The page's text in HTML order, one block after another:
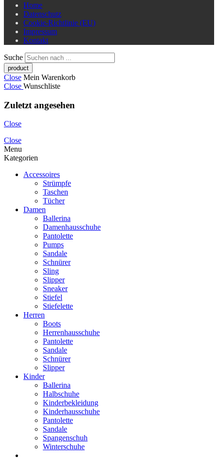
Home
Datenschutz
Cookie-Richtlinie (EU)
Impressum
Kontakt
Suche
Close Mein Warenkorb
Close Wunschliste
Zuletzt angesehen
Close
Close
Menu
Kategorien
Accessoires
Strümpfe
Taschen
Tücher
Damen
Ballerina
Damenhausschuhe
Pantolette
Pumps
Sandale
Schnürer
Sling
Slipper
Sneaker
Stiefel
Stiefelette
Herren
Boots
Herrenhausschuhe
Pantolette
Sandale
Schnürer
Slipper
Kinder
Ballerina
Halbschuhe
Kinderbekleidung
Kinderhausschuhe
Pantolette
Sandale
Spangenschuh
Winterschuhe